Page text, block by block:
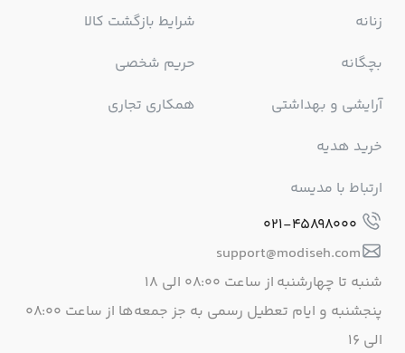
زنانه
بچگانه
آرایشی و بهداشتی
خرید هدیه
شرایط بازگشت کالا
حریم شخصی
همکاری تجاری
ارتباط با مدیسه
021-45898000
support@modiseh.com
شنبه تا چهارشنبه از ساعت ۰۸:۰۰ الی ۱۸
پنجشنبه و ایام تعطیل رسمی به جز جمعه‌ها از ساعت ۰۸:۰۰
الی ۱۶